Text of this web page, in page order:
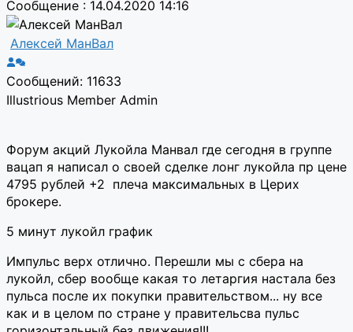
Сообщение : 14.04.2020 14:16
Алексей МанВал
Сообщений: 11633
Illustrious Member Admin
Форум акций Лукойла Манвал где сегодня в группе
вацап я написал о своей сделке лонг лукойла пр цене
4795 рублей +2 плеча максимальных в Церих
брокере.
5 минут лукойл график
Импульс верх отлично. Перешли мы с сбера на
лукойл, сбер вообще какая то летаргия настала без
пульса после их покупки правительством... ну все
как и в целом по стране у правительсва пульс